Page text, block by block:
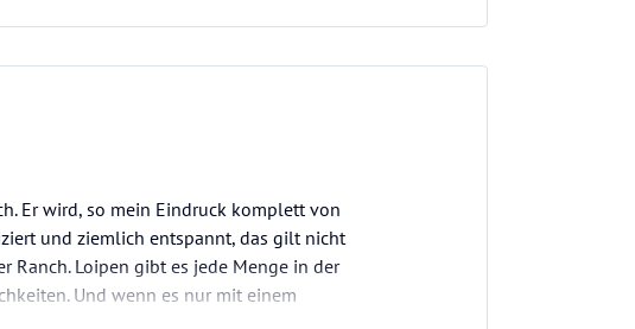
Er wird, so mein Eindruck komplett von
und ziemlich entspannt, das gilt nicht
Ranch. Loipen gibt es jede Menge in der
Und wenn es nur mit einem